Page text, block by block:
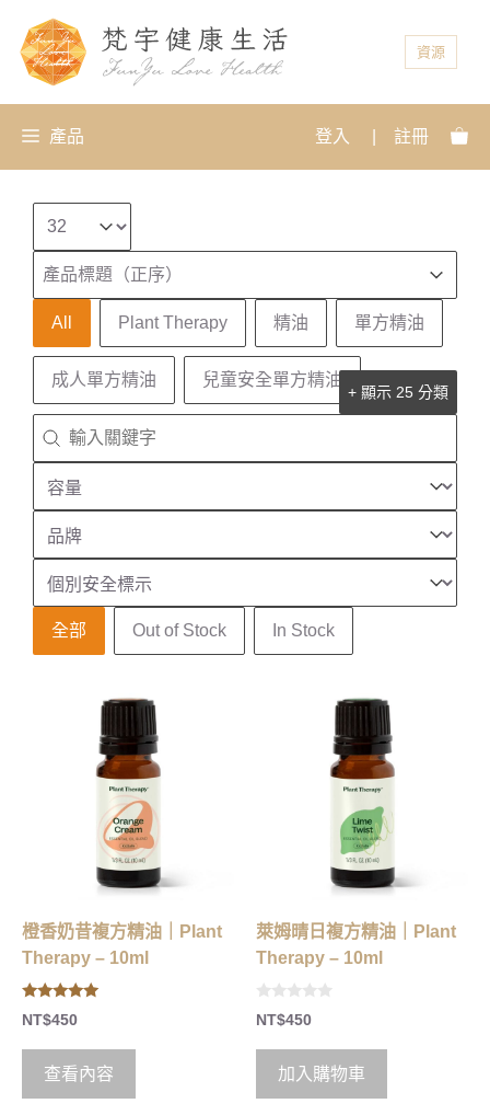
資源
產品 登入 註冊
橙香奶昔複方精油｜Plant
Therapy – 10ml
5.00
out of 5
NT$450
查看內容
萊姆晴日複方精油｜Plant
Therapy – 10ml
0
o
t
5
NT$450
加入購物車
Select number per page
排序
Sort content
產品標題（正序）
Sort content
產品分類
All Plant Therapy 精油 單方精油
成人單方精油 兒童安全單方精油
+ 顯示 25 分類
搜尋
Search content
容量
Select content
品牌
Select content
安全識別
Select content
庫存狀態
全部 Out of Stock In Stock